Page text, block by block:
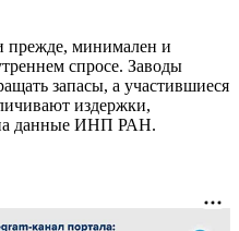
прежде, минимален и
спросе. Заводы
запасы, а участившиеся
издержки,
на данные ИНП РАН.